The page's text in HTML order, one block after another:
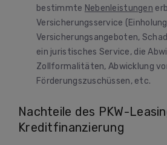
bestimmte Nebenleistungen
Versicherungsservice
Versicherungsangeboten,
ein juristisches Service, die
Zollformalitäten, Abwicklung
Förderungszuschüssen, etc.
Nachteile des PKW-
Kreditfinanzierung